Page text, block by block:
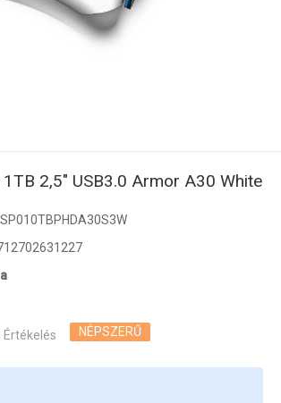
2,5" USB3.0 Armor A30 White
SP010TBPHDA30S3W
Értékelés NÉPSZERŰ